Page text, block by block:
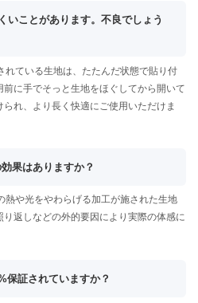
いことがあります。不良でしょう
れている生地は、たたんだ状態で貼り付
に手でそっと生地をほぐしてから開いて
れ、より長く快適にご使用いただけま
果はありますか？
熱や光をやわらげる加工が施された生地
返しなどの外的要因により実際の体感に
保証されていますか？